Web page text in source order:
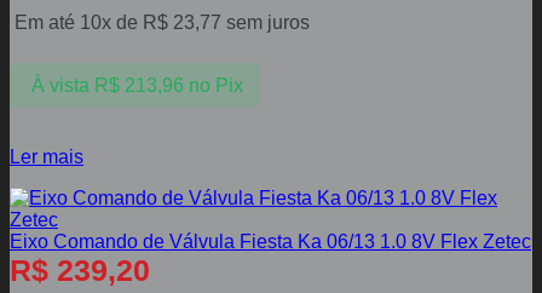
Em até 10x de R$ 23,77 sem juros
À vista R$213,96 no Pix
Ler mais
Eixo Comando de Válvula Fiesta Ka 06/13 1.0 8V Flex Zetec
R$ 239,20